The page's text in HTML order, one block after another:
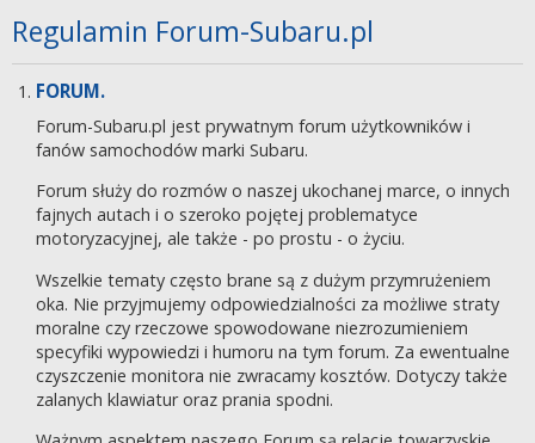
Regulamin Forum-Subaru.pl
FORUM.
Forum-Subaru.pl jest prywatnym forum użytkowników i
fanów samochodów marki Subaru.
Forum służy do rozmów o naszej ukochanej marce, o innych
fajnych autach i o szeroko pojętej problematyce
motoryzacyjnej, ale także - po prostu - o życiu.
Wszelkie tematy często brane są z dużym przymrużeniem
oka. Nie przyjmujemy odpowiedzialności za możliwe straty
moralne czy rzeczowe spowodowane niezrozumieniem
specyfiki wypowiedzi i humoru na tym forum. Za ewentualne
czyszczenie monitora nie zwracamy kosztów. Dotyczy także
zalanych klawiatur oraz prania spodni.